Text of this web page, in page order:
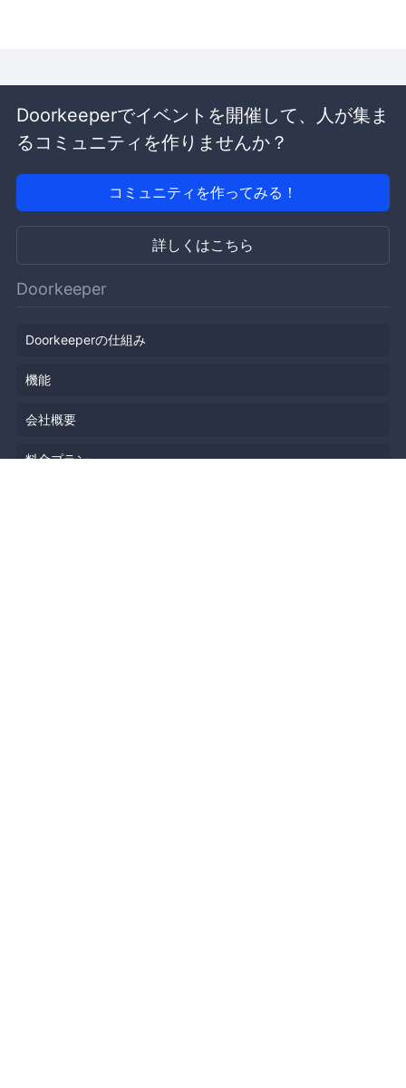
Doorkeeperでイベントを開催して、人が集ま
るコミュニティを作りませんか？
コミュニティを作ってみる！
詳しくはこちら
Doorkeeper
Doorkeeperの仕組み
機能
会社概要
料金プラン